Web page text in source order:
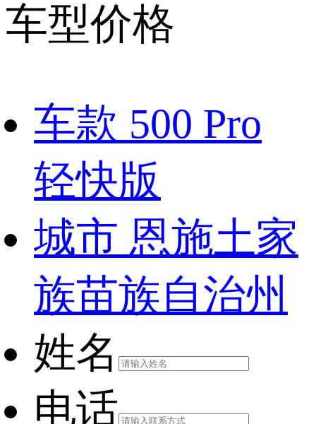
车型价格
车款 500 Pro
轻快版
城市 恩施土家
族苗族自治州
姓名
电话